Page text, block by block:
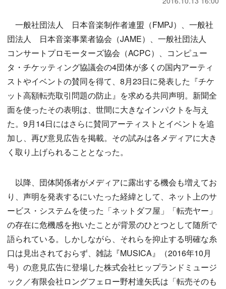
一般社団法人 日本音楽制作者連盟（FMPJ）、一般社
団法人 日本音楽事業者協会（JAME）、一般社団法人
コンサートプロモーターズ協会（ACPC）、コンピュー
タ・チケッティング協議会の4団体が多くの国内アーティ
ストやイベントの賛同を得て、8月23日に発表した『チケ
ット高額転売取引問題の防止』を求める共同声明。新聞全
面を使ったその表明は、世間に大きなインパクトを与え
た。9月14日にはさらに賛同アーティストとイベントを追
加し、再び意見広告を掲載。その試みは各メディアに大き
く取り上げられることとなった。
以降、団体関係者がメディアに露出する機会も増えてお
り、声明を発表するにいたった経緯として、ネット上のサ
ービス・システムを使った「ネットダフ屋」「転売ヤー」
の存在に危機感を抱いたことが背景のひとつとして随所で
語られている。しかしながら、それらを抑止する明確な糸
口は見出されておらず、雑誌『MUSICA』（2016年10月
号）の意見広告に登場した株式会社ヒップランドミュージ
ック／有限会社ロングフェロー野村達矢氏は「転売そのも